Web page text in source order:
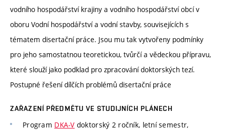
vodního hospodářství krajiny a vodního hospodářství obcí v
oboru Vodní hospodářství a vodní stavby, souvisejících s
tématem disertační práce. Jsou mu tak vytvořeny podmínky
pro jeho samostatnou teoretickou, tvůrčí a vědeckou přípravu,
které slouží jako podklad pro zpracování doktorských tezí.
Postupné řešení dílčích problémů disertační práce
ZAŘAZENÍ PŘEDMĚTU VE STUDIJNÍCH PLÁNECH
Program DKA-V doktorský 2 ročník, letní semestr,